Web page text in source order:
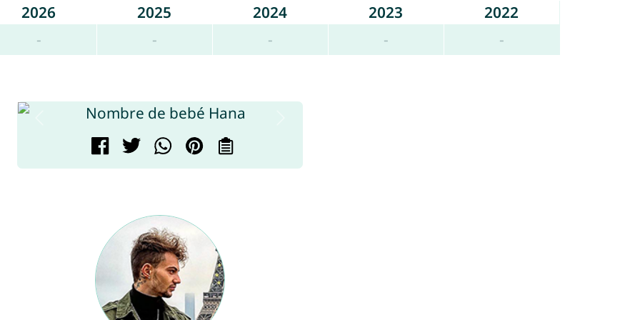
2026 2025 2024 2023
2022
- - - - -